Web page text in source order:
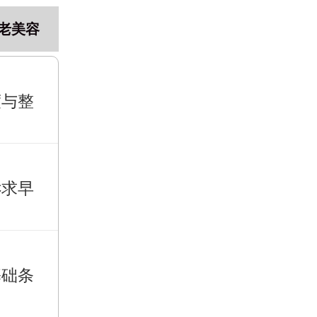
美容
整
早
条